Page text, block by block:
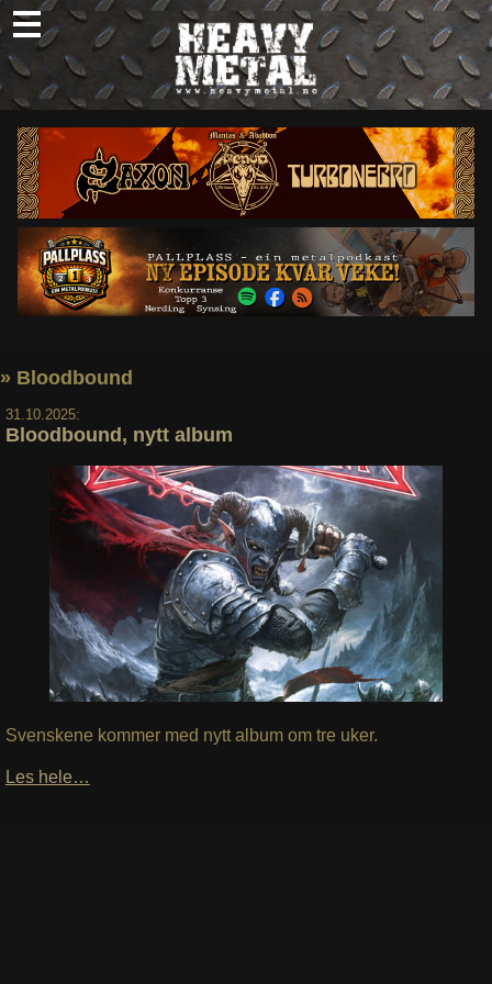
Skip
to
content
Nyheter
Omtaler
Intervjuer
Om oss
Abonner
Søk
» Bloodbound
31.10.2025:
Bloodbound, nytt album
Svenskene kommer med nytt album om tre uker.
Les hele…